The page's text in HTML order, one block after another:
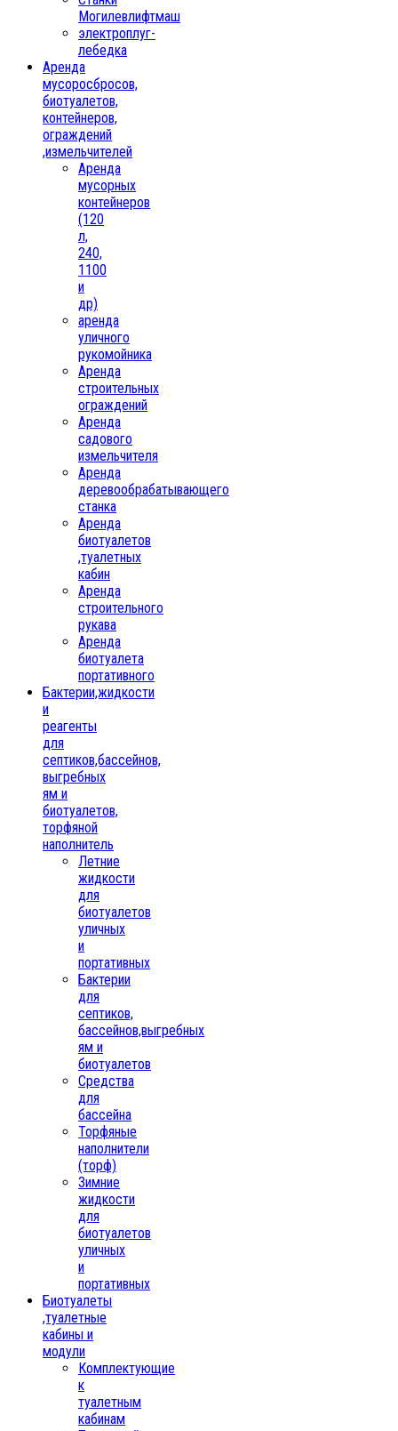
Могилевлифтмаш
электроплуг-
лебедка
Аренда
мусоросбросов,
биотуалетов,
контейнеров,
ограждений
,измельчителей
Аренда
мусорных
контейнеров
(120
л,
240,
1100
и
др)
аренда
уличного
рукомойника
Аренда
строительных
ограждений
Аренда
садового
измельчителя
Аренда
деревообрабатывающего
станка
Аренда
биотуалетов
,туалетных
кабин
Аренда
строительного
рукава
Аренда
биотуалета
портативного
Бактерии,жидкости
и
реагенты
для
септиков,бассейнов,
выгребных
ям и
биотуалетов,
торфяной
наполнитель
Летние
жидкости
для
биотуалетов
уличных
и
портативных
Бактерии
для
септиков,
бассейнов,выгребных
ям и
биотуалетов
Средства
для
бассейна
Торфяные
наполнители
(торф)
Зимние
жидкости
для
биотуалетов
уличных
и
портативных
Биотуалеты
,туалетные
кабины и
модули
Комплектующие
к
туалетным
кабинам